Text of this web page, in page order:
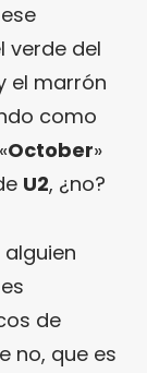
verde del
el marrón
como
October»
U2, ¿no?
de
no, que es